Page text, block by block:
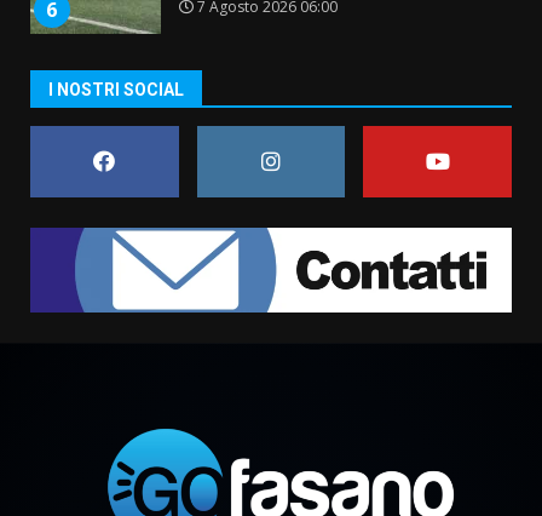
6 7 Agosto 2026 06:00
Fasanese ferito a colpi di arma
1
Serie D, l’Us Fasano non molla e
conferma di voler ricorrere per
ottenere l’iscrizione
8 Agosto 2026 19:55
Savelletri
8 Agosto 2026 11:00
I NOSTRI SOCIAL